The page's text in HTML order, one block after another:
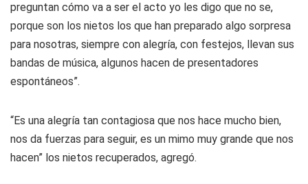
preguntan cómo va a ser el acto yo les digo que no se,
porque son los nietos los que han preparado algo sorpresa
para nosotras, siempre con alegría, con festejos, llevan sus
bandas de música, algunos hacen de presentadores
espontáneos”.
“Es una alegría tan contagiosa que nos hace mucho bien,
nos da fuerzas para seguir, es un mimo muy grande que nos
hacen” los nietos recuperados, agregó.